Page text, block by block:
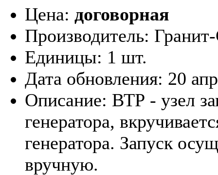
Цена: договорная
Производитель:
Единицы: 1 шт.
Дата обновления: 20
Описание: ВТР - узел
генератора,
генератора. Запуск
вручную.